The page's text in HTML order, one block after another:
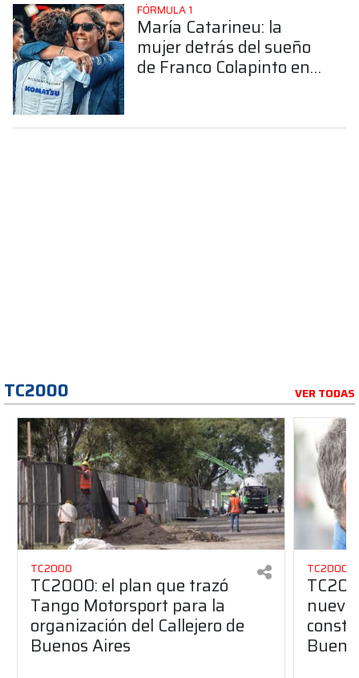
FÓRMULA 1
María Catarineu: la
mujer detrás del sueño
de Franco Colapinto en
TC2000 VER TODAS
TC2000
TC2000: el plan que trazó
Tango Motorsport para la
organización del Callejero de
Buenos Aires
TC2000